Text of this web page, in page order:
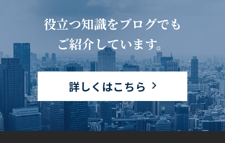
役立つ知識をブログでも
ご紹介しています。
詳しくはこちら